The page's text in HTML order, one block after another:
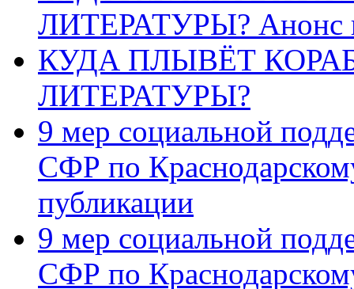
ЛИТЕРАТУРЫ? Анонс
КУДА ПЛЫВЁТ
ЛИТЕРАТУРЫ?
9 мер социальной
СФР по
публикации
9 мер социальной
СФР по